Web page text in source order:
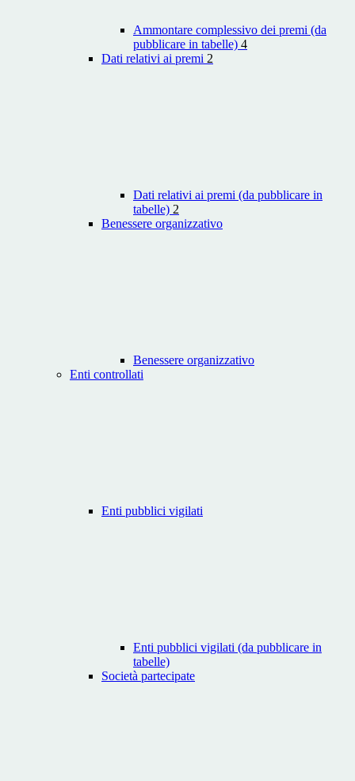
Ammontare complessivo dei premi (da
pubblicare in tabelle) 4
Dati relativi ai premi 2
Dati relativi ai premi (da pubblicare in
tabelle) 2
Benessere organizzativo
Benessere organizzativo
Enti controllati
Enti pubblici vigilati
Enti pubblici vigilati (da pubblicare in
tabelle)
Società partecipate